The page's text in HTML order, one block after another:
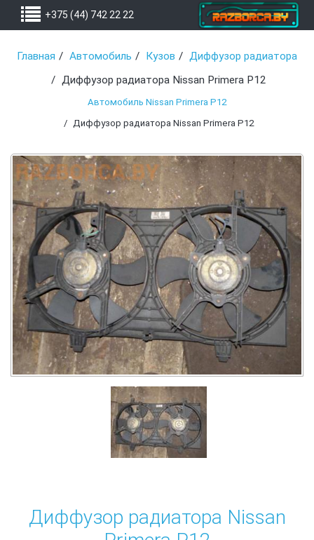
+375 (44) 742 22 22
Главная Автомобиль Кузов
Диффузор радиатора
Диффузор радиатора Nissan Primera P12
Автомобиль Nissan Primera P12
Диффузор радиатора Nissan Primera P12
Диффузор радиатора Nissan